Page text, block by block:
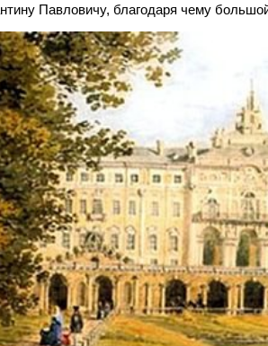
Павловичу, благодаря чему